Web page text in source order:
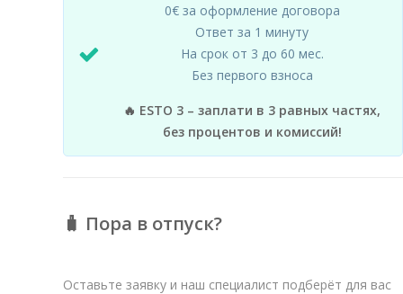
0€ за оформление договора
Ответ за 1 минуту
На срок от 3 до 60 мес.
Без первого взноса
🔥 ESTO 3 – заплати в 3 равных частях,
без процентов и комиссий!
🧳 Пора в отпуск?
Оставьте заявку и наш специалист подберёт для вас